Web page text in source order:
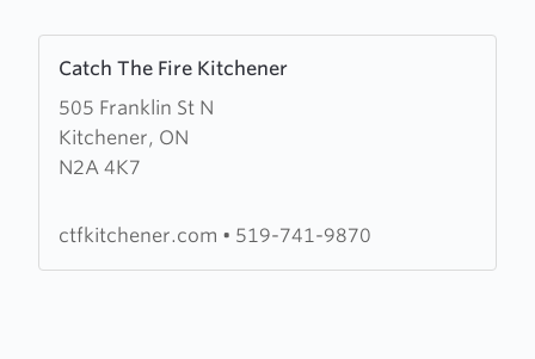
Catch The Fire Kitchener
505 Franklin St N
Kitchener, ON
N2A 4K7
more
about
Catch
The
Kitchener
ctfkitchener.com • 519-741-9870